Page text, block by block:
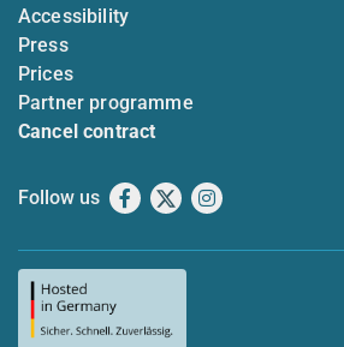
Accessibility
Press
Prices
Partner programme
Cancel contract
Follow us Facebook
X Instagram